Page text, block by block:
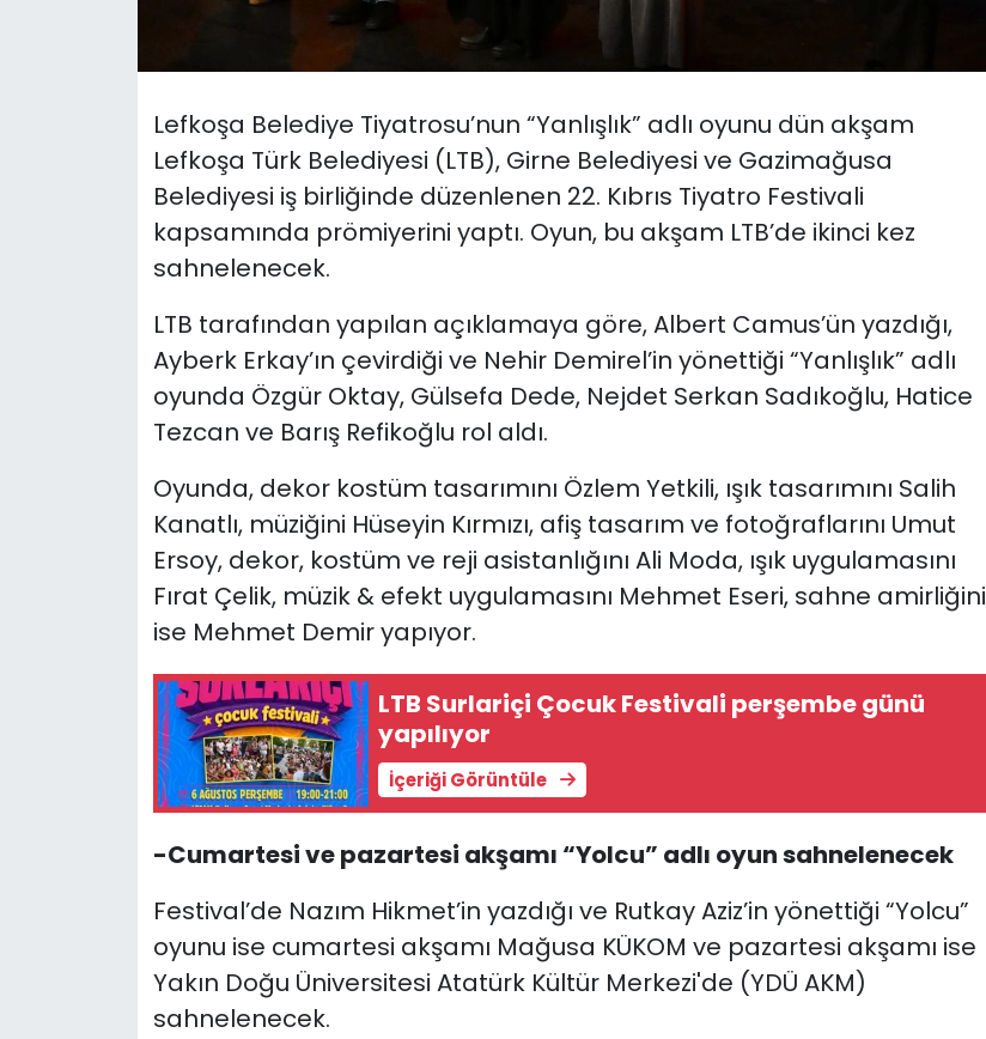
Lefkoşa Belediye Tiyatrosu’nun “Yanlışlık” adlı oyunu dün akşam
Lefkoşa Türk Belediyesi (LTB), Girne Belediyesi ve Gazimağusa
Belediyesi iş birliğinde düzenlenen 22. Kıbrıs Tiyatro Festivali
kapsamında prömiyerini yaptı. Oyun, bu akşam LTB’de ikinci kez
sahnelenecek.
LTB tarafından yapılan açıklamaya göre, Albert Camus’ün yazdığı,
Ayberk Erkay’ın çevirdiği ve Nehir Demirel’in yönettiği “Yanlışlık” adlı
oyunda Özgür Oktay, Gülsefa Dede, Nejdet Serkan Sadıkoğlu, Hatice
Tezcan ve Barış Refikoğlu rol aldı.
Oyunda, dekor kostüm tasarımını Özlem Yetkili, ışık tasarımını Salih
Kanatlı, müziğini Hüseyin Kırmızı, afiş tasarım ve fotoğraflarını Umut
Ersoy, dekor, kostüm ve reji asistanlığını Ali Moda, ışık uygulamasını
Fırat Çelik, müzik & efekt uygulamasını Mehmet Eseri, sahne amirliğini
ise Mehmet Demir yapıyor.
LTB Surlariçi Çocuk Festivali perşembe günü
yapılıyor
İçeriği Görüntüle
-Cumartesi ve pazartesi akşamı “Yolcu” adlı oyun sahnelenecek
Festival’de Nazım Hikmet’in yazdığı ve Rutkay Aziz’in yönettiği “Yolcu”
oyunu ise cumartesi akşamı Mağusa KÜKOM ve pazartesi akşamı ise
Yakın Doğu Üniversitesi Atatürk Kültür Merkezi'de (YDÜ AKM)
sahnelenecek.
Teknoloji
Yazarlar